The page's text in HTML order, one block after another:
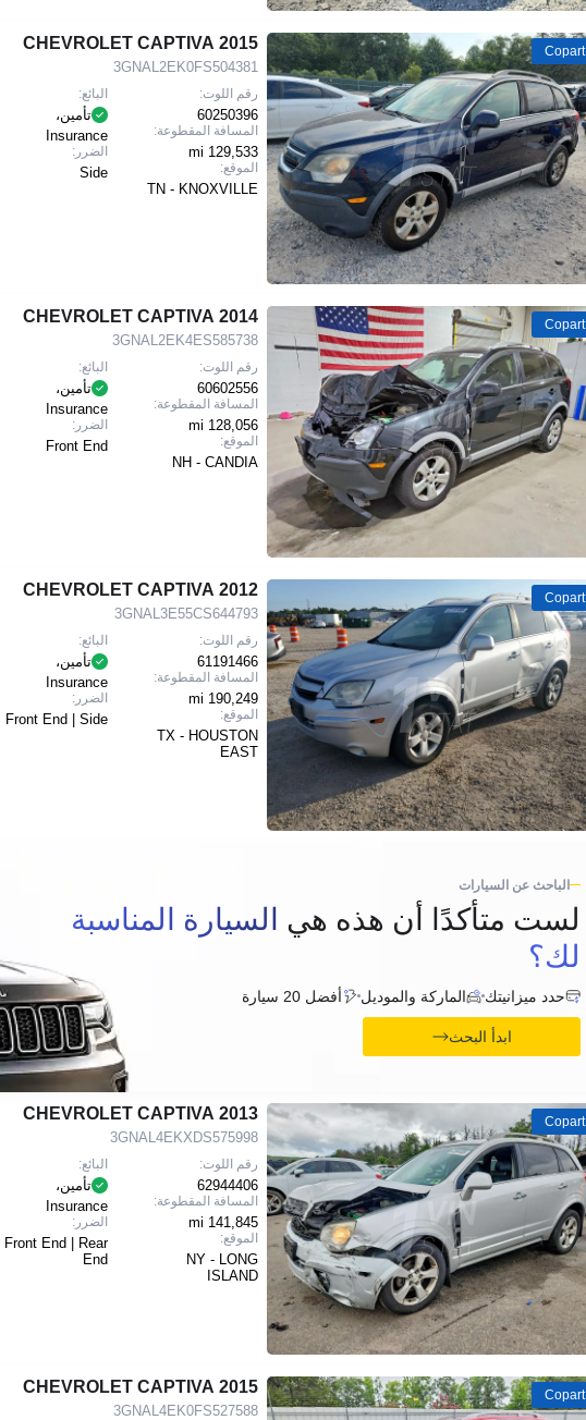
Copart
2015 CHEVROLET CAPTIVA
3GNAL2EK0FS504381
رقم اللوت:
60250396
المسافة المقطوعة:
129,533 mi
الموقع:
TN - KNOXVILLE
البائع:
تأمين،
Insurance
الضرر:
Side
Copart
2014 CHEVROLET CAPTIVA
3GNAL2EK4ES585738
رقم اللوت:
60602556
المسافة المقطوعة:
128,056 mi
الموقع:
NH - CANDIA
البائع:
تأمين،
Insurance
الضرر:
Front End
Copart
2012 CHEVROLET CAPTIVA
3GNAL3E55CS644793
رقم اللوت:
61191466
المسافة المقطوعة:
190,249 mi
الموقع:
TX - HOUSTON
EAST
البائع:
تأمين،
Insurance
الضرر:
Front End | Side
الباحث عن السيارات
لست متأكدًا أن هذه هي السيارة المناسبة
لك؟
حدد ميزانيتك الماركة والموديل أفضل 20 سيارة
ابدأ البحث
Copart
2013 CHEVROLET CAPTIVA
3GNAL4EKXDS575998
رقم اللوت:
62944406
المسافة المقطوعة:
141,845 mi
الموقع:
NY - LONG
ISLAND
البائع:
تأمين،
Insurance
الضرر:
Front End | Rear
End
Copart
2015 CHEVROLET CAPTIVA
3GNAL4EK0FS527588